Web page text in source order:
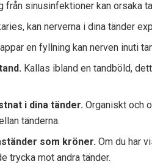
från sinusinfektioner kan orsaka
kan nerverna i dina tänder
en fyllning kan nerven inuti
Kallas ibland en tandböld,
i dina tänder.Organiskt och
tänderna.
som kröner. Om du har
trycka mot andra tänder.